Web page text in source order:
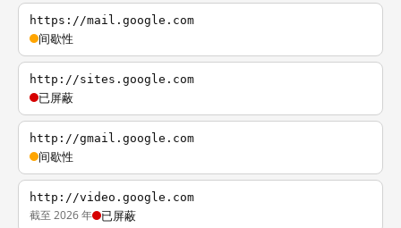
https://mail.google.com
间歇性
http://sites.google.com
已屏蔽
http://gmail.google.com
间歇性
http://video.google.com
截至 2026 年 已屏蔽